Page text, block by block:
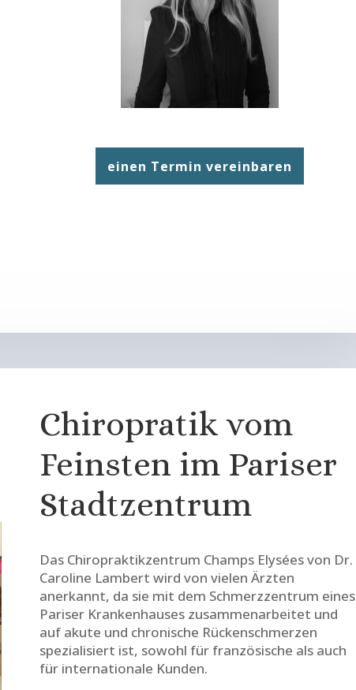
einen Termin vereinbaren
Chiropratik vom
Feinsten im Pariser
Stadtzentrum
Das Chiropraktikzentrum Champs Elysées von Dr.
Caroline Lambert wird von vielen Ärzten
anerkannt, da sie mit dem Schmerzzentrum eines
Pariser Krankenhauses zusammenarbeitet und
auf akute und chronische Rückenschmerzen
spezialisiert ist, sowohl für französische als auch
für internationale Kunden.